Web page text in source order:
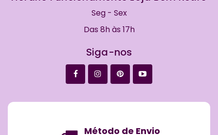
Seg - Sex
Das 8h às 17h
Siga-nos
Método de Envio